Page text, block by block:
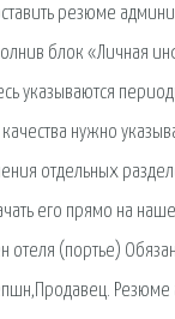
резюме
блок «Личная
указываются
нужно
отдельных
его прямо на
(портье)
Резюме